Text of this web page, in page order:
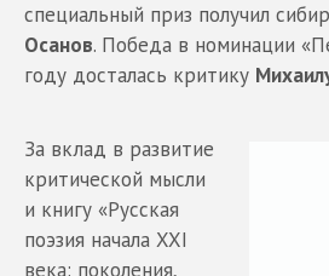
специальный приз получил
Осанов. Победа в номинации
году досталась критику
За вклад в развитие
критической мысли
и книгу «Русская
поэзия начала XXI
века: поколения,